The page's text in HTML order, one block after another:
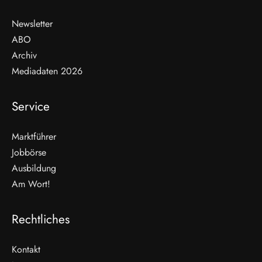
Newsletter
ABO
Archiv
Mediadaten 2026
Service
Marktführer
Jobbörse
Ausbildung
Am Wort!
Rechtliches
Kontakt